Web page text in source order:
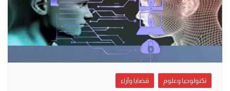
تكنولوجيا وعلوم قضايا وآراء